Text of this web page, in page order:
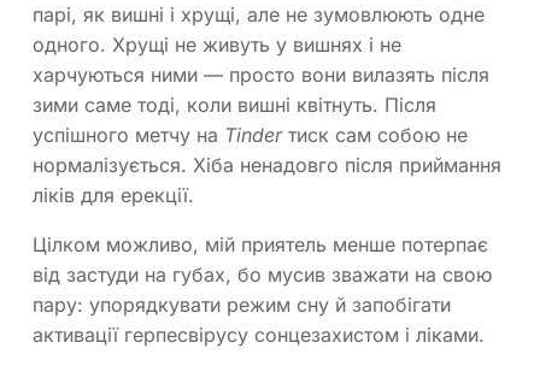
парі, як вишні і хрущі, але не зумовлюють одне
одного. Хрущі не живуть у вишнях і не
харчуються ними — просто вони вилазять після
зими саме тоді, коли вишні квітнуть. Після
успішного метчу на Tinderтиск сам собою не
нормалізується. Хіба ненадовго після приймання
ліків для ерекції.
Цілком можливо, мій приятель менше потерпає
від застуди на губах, бо мусив зважати на свою
пару: упорядкувати режим сну й запобігати
активації герпесвірусу сонцезахистом і ліками.